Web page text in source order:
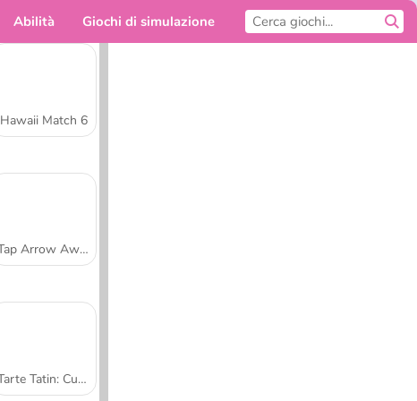
Abilità Giochi di simulazione
Hawaii Match 6
Tap Arrow Away
Tarte Tatin: Cucina con Sara